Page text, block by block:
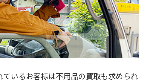
ているお客様は不用品の買取も求められ